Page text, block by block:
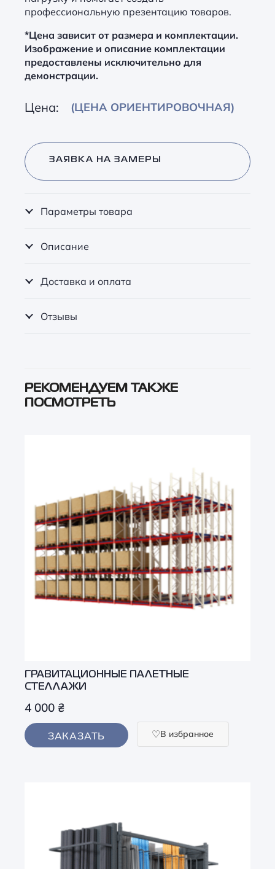
профессиональную презентацию товаров.
*Цена зависит от размера и комплектации.
Изображение и описание комплектации
предоставлены исключительно для
демонстрации.
Цена: (ЦЕНА ОРИЕНТИРОВОЧНАЯ)
ЗАЯВКА НА ЗАМЕРЫ
Параметры товара
Описание
Доставка и оплата
Отзывы
РЕКОМЕНДУЕМ ТАКЖЕ
ПОСМОТРЕТЬ
ГРАВИТАЦИОННЫЕ ПАЛЕТНЫЕ
СТЕЛЛАЖИ
4 000 ₴
ЗАКАЗАТЬ В избранное